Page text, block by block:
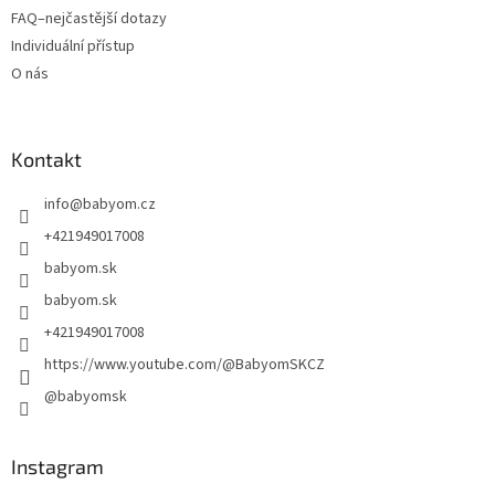
FAQ–nejčastější dotazy
Individuální přístup
O nás
Kontakt
info@babyom.cz
+421949017008
babyom.sk
babyom.sk
+421949017008
https://www.youtube.com/@BabyomSKCZ
@babyomsk
Instagram